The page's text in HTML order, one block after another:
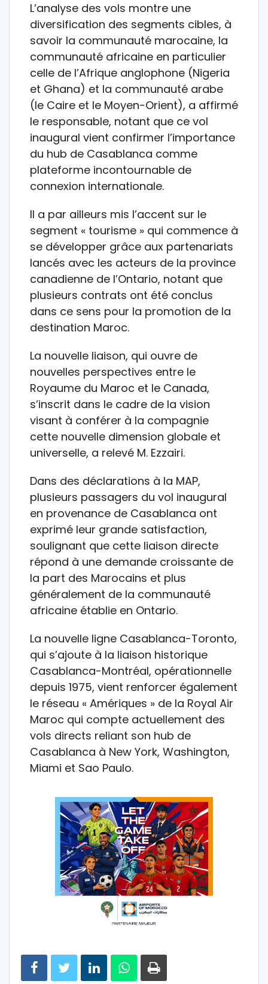
L’analyse des vols montre une
diversification des segments cibles, à
savoir la communauté marocaine, la
communauté africaine en particulier
celle de l’Afrique anglophone (Nigeria
et Ghana) et la communauté arabe
(le Caire et le Moyen-Orient), a affirmé
le responsable, notant que ce vol
inaugural vient confirmer l’importance
du hub de Casablanca comme
plateforme incontournable de
connexion internationale.
Il a par ailleurs mis l’accent sur le
segment « tourisme » qui commence à
se développer grâce aux partenariats
lancés avec les acteurs de la province
canadienne de l’Ontario, notant que
plusieurs contrats ont été conclus
dans ce sens pour la promotion de la
destination Maroc.
La nouvelle liaison, qui ouvre de
nouvelles perspectives entre le
Royaume du Maroc et le Canada,
s’inscrit dans le cadre de la vision
visant à conférer à la compagnie
cette nouvelle dimension globale et
universelle, a relevé M. Ezzairi.
Dans des déclarations à la MAP,
plusieurs passagers du vol inaugural
en provenance de Casablanca ont
exprimé leur grande satisfaction,
soulignant que cette liaison directe
répond à une demande croissante de
la part des Marocains et plus
généralement de la communauté
africaine établie en Ontario.
La nouvelle ligne Casablanca-Toronto,
qui s’ajoute à la liaison historique
Casablanca-Montréal, opérationnelle
depuis 1975, vient renforcer également
le réseau « Amériques » de la Royal Air
Maroc qui compte actuellement des
vols directs reliant son hub de
Casablanca à New York, Washington,
Miami et Sao Paulo.